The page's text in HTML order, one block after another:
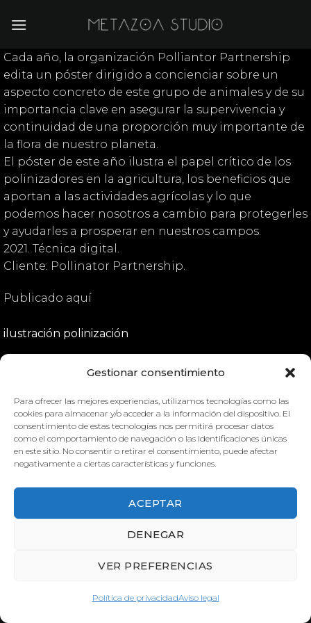
Gestionar consentimiento
Para ofrecer las mejores experiencias, utilizamos tecnologías como las
cookies para almacenar y/o acceder a la información del dispositivo. El
consentimiento de estas tecnologías nos permitirá procesar datos
como el comportamiento de navegación o las identificaciones únicas
en este sitio. No consentir o retirar el consentimiento, puede afectar
negativamente a ciertas características y funciones.
ACEPTAR
DENEGAR
VER PREFERENCIAS
Política de privacidadAviso legal
ilustración polinización
LOS POLINIZADORES Y LA
AGRICULTURA
Cada año, la organización Polliantor Partnership
edita un póster dirigido a concienciar sobre un
aspecto concreto de este grupo de animales y de su
importancia clave en asegurar la supervivencia y
la flora de nuestro planeta. El póster de este año
ilustra el papel crítico de los polinizadores […]
Cada año, la organización Polliantor Partnership
edita un póster dirigido a concienciar sobre un
aspecto concreto de este grupo de animales y de su
importancia clave en asegurar la supervivencia y
continuidad de una proporción muy importante de
la flora de nuestro planeta.
El póster de este año ilustra el papel crítico de los
polinizadores en la agricultura, los beneficios que
aportan a las actividades agrícolas y lo que
podemos hacer nosotros a cambio para protegerles
y ayudarles a prosperar en nuestros campos.
2021. Técnica digital.
Cliente: Pollinator Partnership.
Publicado aquí